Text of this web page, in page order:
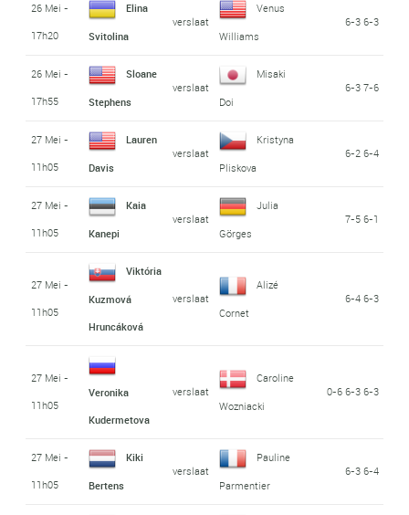
26 Mei -
17h20
Elina
Svitolina
verslaat
Venus
Williams
6-3 6-3
26 Mei -
17h55
Sloane
Stephens
verslaat
Misaki
Doi
6-3 7-6
27 Mei -
11h05
Lauren
Davis
verslaat
Kristyna
Pliskova
6-2 6-4
27 Mei -
11h05
Kaia
Kanepi
verslaat
Julia
Görges
7-5 6-1
27 Mei -
11h05
Viktória
Kuzmová
Hruncáková
verslaat
Alizé
Cornet
6-4 6-3
27 Mei -
11h05
Veronika
Kudermetova
verslaat
Caroline
Wozniacki
0-6 6-3 6-3
27 Mei -
11h05
Kiki
Bertens
verslaat
Pauline
Parmentier
6-3 6-4